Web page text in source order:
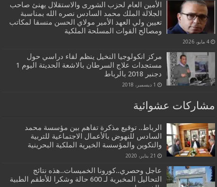
الأمين العام لحزب الشورى والاستقلال يهنئ صاحب
الجلالة الملك محمد السادس نصره الله بمناسبة
تعيين ولي العهد الأمير مولاي الحسن منسقا لمكاتب
ومصالح القوات المسلحة الملكية
4 مايو، 2026
مركز انكولوجيا النخيل ينظم لقاء دراسي حول
مستجدات علاج السرطان بالاشعة الحديتة اليوم 1
دجنبر 2018 بالرباط
1 ديسمبر، 2018
مشاركات عشوائية
الرباط.. توقيع مذكرة تفاهم بين مؤسسة محمد
السادس للنهوض بالأعمال الاجتماعية للتربية
والتكوين والمؤسسة الخيرية الملكية البحرينية
21 يناير، 2020
عاجل وحصري..كورونا الخميسات..هذه نتائج
التحاليل المخبرية لـ 600 حالة وشكرا للأطقم الطبية